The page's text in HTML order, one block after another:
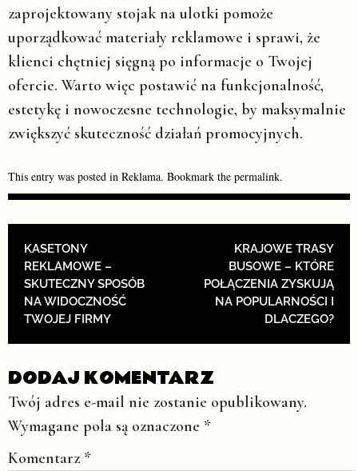
zaprojektowany stojak na ulotki pomoże
uporządkować materiały reklamowe i sprawi, że
klienci chętniej sięgną po informacje o Twojej
ofercie. Warto więc postawić na funkcjonalność,
estetykę i nowoczesne technologie, by maksymalnie
zwiększyć skuteczność działań promocyjnych.
This entry was posted in Reklama. Bookmark the permalink.
POST NAVIGATION
KASETONY
REKLAMOWE –
SKUTECZNY SPOSÓB
NA WIDOCZNOŚĆ
TWOJEJ FIRMY
KRAJOWE TRASY
BUSOWE – KTÓRE
POŁĄCZENIA ZYSKUJĄ
NA POPULARNOŚCI I
DLACZEGO?
DODAJ KOMENTARZ
Twój adres e-mail nie zostanie opublikowany.
Wymagane pola są oznaczone *
Komentarz *